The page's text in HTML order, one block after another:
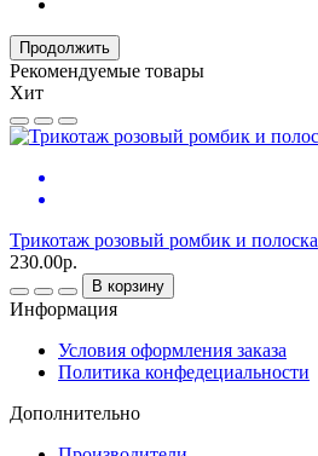
Продолжить
Рекомендуемые товары
Хит
Трикотаж розовый ромбик и полоска
230.00р.
В корзину
Информация
Условия оформления заказа
Политика конфедециальности
Дополнительно